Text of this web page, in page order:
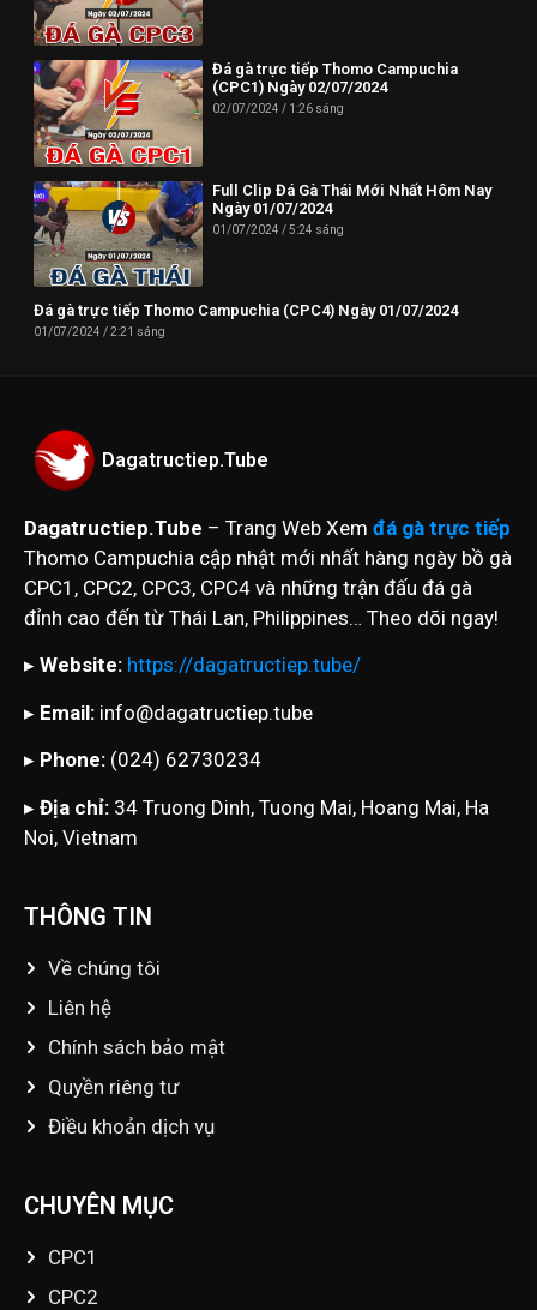
Đá gà trực tiếp Thomo Campuchia
(CPC1) Ngày 02/07/2024
02/07/2024 1:26 sáng
Full Clip Đá Gà Thái Mới Nhất Hôm Nay
Ngày 01/07/2024
01/07/2024 5:24 sáng
Đá gà trực tiếp Thomo Campuchia (CPC4) Ngày 01/07/2024
01/07/2024 2:21 sáng
Dagatructiep.Tube
Dagatructiep.Tube – Trang Web Xem đá gà trực tiếp
Thomo Campuchia cập nhật mới nhất hàng ngày bồ gà
CPC1, CPC2, CPC3, CPC4 và những trận đấu đá gà
đỉnh cao đến từ Thái Lan, Philippines… Theo dõi ngay!
▸ Website: https://dagatructiep.tube/
▸ Email: info@dagatructiep.tube
▸ Phone: (024) 62730234
▸ Địa chỉ: 34 Truong Dinh, Tuong Mai, Hoang Mai, Ha
Noi, Vietnam
THÔNG TIN
Về chúng tôi
Liên hệ
Chính sách bảo mật
Quyền riêng tư
Điều khoản dịch vụ
CHUYÊN MỤC
CPC1
CPC2